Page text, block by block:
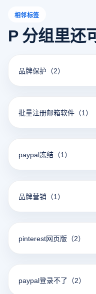
相邻标签
P 分组里还
品牌保护 （2）
批量注册邮箱软件 （1）
paypal冻结 （1）
品牌营销 （1）
pinterest网页版 （2）
paypal登录不了 （2）